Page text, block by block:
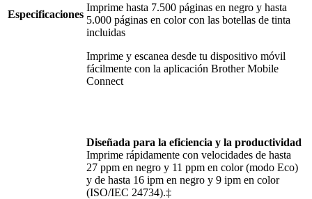
Especificaciones
Imprime hasta 7.500 páginas en negro y hasta
5.000 páginas en color con las botellas de tinta
incluidas
Imprime y escanea desde tu dispositivo móvil
fácilmente con la aplicación Brother Mobile
Connect
Diseñada para la eficiencia y la productividad
Imprime rápidamente con velocidades de hasta
27 ppm en negro y 11 ppm en color (modo Eco)
y de hasta 16 ipm en negro y 9 ipm en color
(ISO/IEC 24734).‡